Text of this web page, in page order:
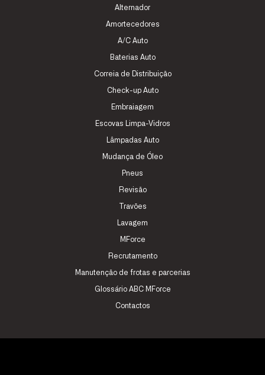
Alternador
Amortecedores
A/C Auto
Baterias Auto
Correia de Distribuição
Check-up Auto
Embraiagem
Escovas Limpa-Vidros
Lâmpadas Auto
Mudança de Óleo
Pneus
Revisão
Travões
Lavagem
MForce
Recrutamento
Manutenção de frotas e parcerias
Glossário ABC MForce
Contactos